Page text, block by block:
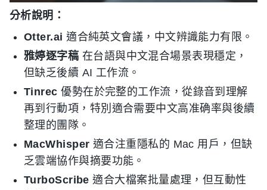
分析說明：
Otter.ai 適合純英文會議，中文辨識能力有限。
雅婷逐字稿 在台語與中文混合場景表現穩定，
但缺乏後續 AI 工作流。
Tinrec 優勢在於完整的工作流，從錄音到理解
再到行動項，特別適合需要中文高准确率與後續
整理的團隊。
MacWhisper 適合注重隱私的 Mac 用戶，但缺
乏雲端協作與摘要功能。
TurboScribe 適合大檔案批量處理，但互動性